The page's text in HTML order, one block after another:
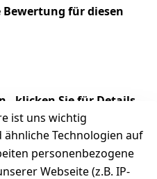
für diesen
- klicken Sie für Details
ist uns wichtig
Technologien auf
personenbezogene
Webseite (z.B. IP-